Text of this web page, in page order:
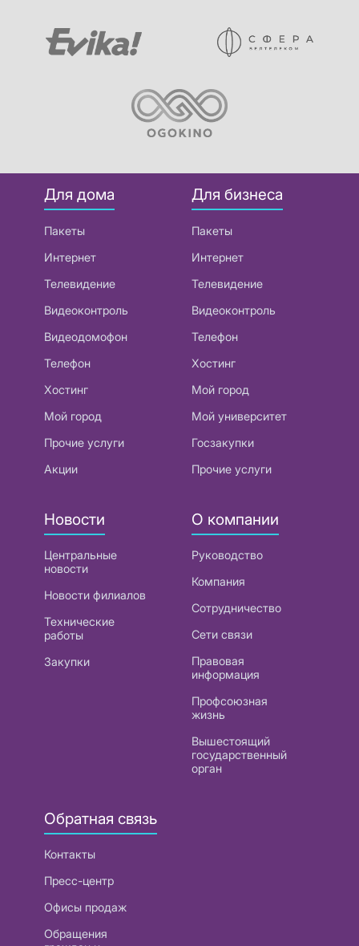
Для дома
Пакеты
Интернет
Телевидение
Видеоконтроль
Видеодомофон
Телефон
Хостинг
Мой город
Прочие услуги
Акции
Для бизнеса
Пакеты
Интернет
Телевидение
Видеоконтроль
Телефон
Хостинг
Мой город
Мой университет
Госзакупки
Прочие услуги
Новости
Центральные
новости
Новости филиалов
Технические
работы
Закупки
О компании
Руководство
Компания
Сотрудничество
Сети связи
Правовая
информация
Профсоюзная
жизнь
Вышестоящий
государственный
орган
Обратная связь
Контакты
Пресс-центр
Офисы продаж
Обращения